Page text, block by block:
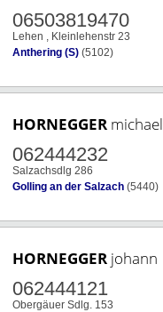
06503819470
Lehen , Kleinlehenstr 23
Anthering (S) (5102)
HORNEGGER michael
062444232
Salzachsdlg 286
Golling an der Salzach (5440)
HORNEGGER johann
062444121
Obergäuer Sdlg. 153